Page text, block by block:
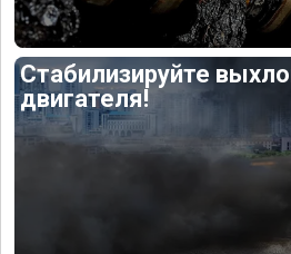
Стабилизируйте
двигателя!